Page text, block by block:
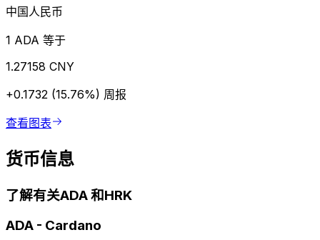
中国人民币
1 ADA 等于
1.27158 CNY
+0.1732 (15.76%) 周报
查看图表
货币信息
了解有关ADA 和HRK
ADA - Cardano